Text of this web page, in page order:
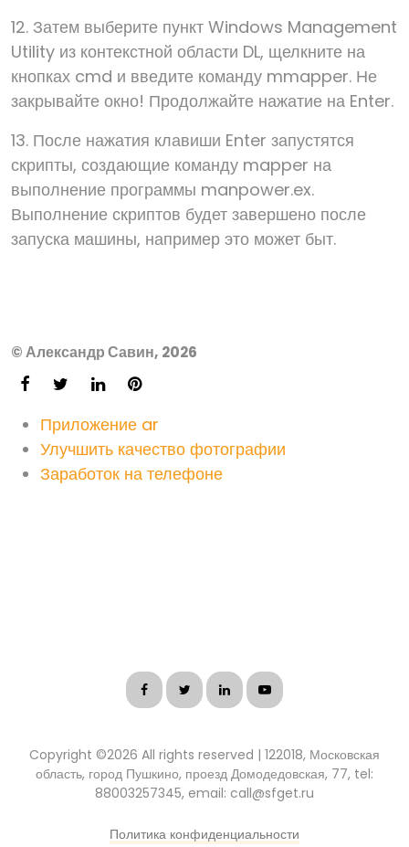
12. Затем выберите пункт Windows Management
Utility из контекстной области DL, щелкните на
кнопках cmd и введите команду mmapper. Не
закрывайте окно! Продолжайте нажатие на Enter.
13. После нажатия клавиши Enter запустятся
скрипты, создающие команду mapper на
выполнение программы manpower.ex.
Выполнение скриптов будет завершено после
запуска машины, например это может быт.
© Александр Савин, 2026
Приложение ar
Улучшить качество фотографии
Заработок на телефоне
Copyright ©2026 All rights reserved | 122018, Московская
область, город Пушкино, проезд Домодедовская, 77, tel:
88003257345, email: call@sfget.ru
Политика конфиденциальности